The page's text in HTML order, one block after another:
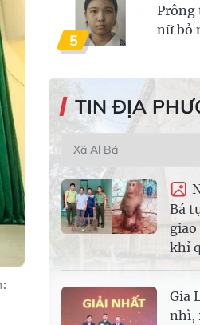
5
nữ bỏ
TIN ĐỊA
Bá
giao
khỉ
Gia
nhì,